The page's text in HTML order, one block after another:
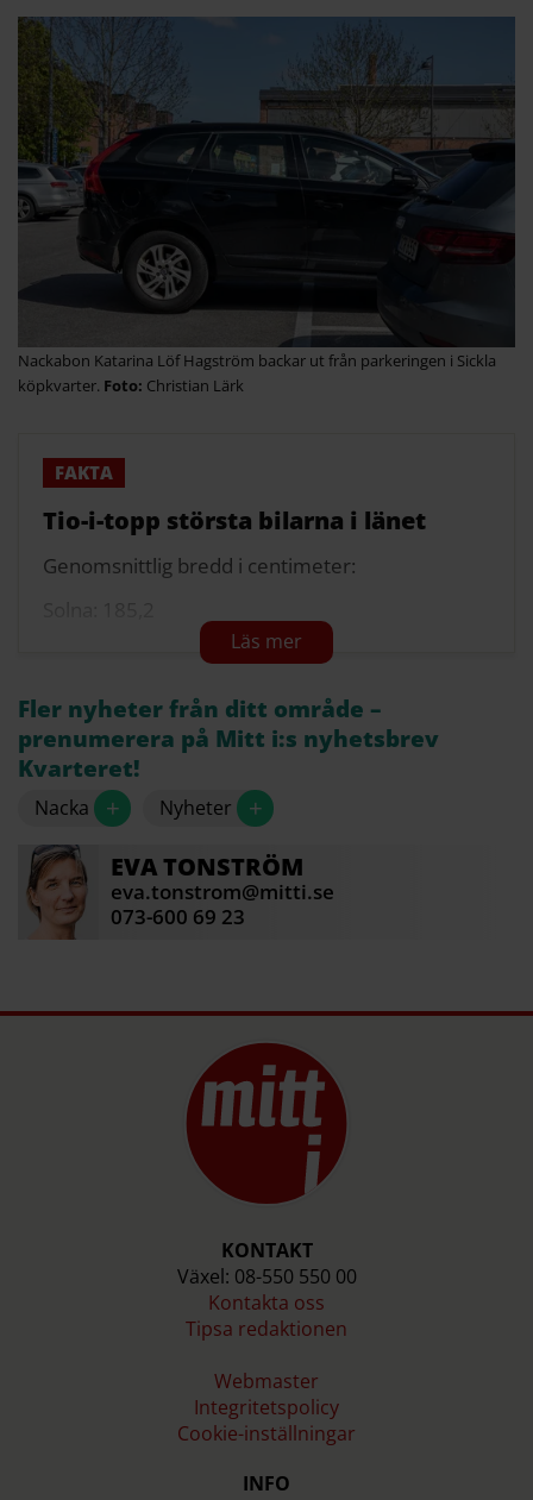
Nackabon Katarina Löf Hagström backar ut från parkeringen i Sickla
köpkvarter.
Christian Lärk
Tio-i-topp största bilarna i länet
Genomsnittlig bredd i centimeter:
Stockholm: 183,5
Nacka: 183,3
Sollentuna: 182,7
Lidingö: 182,4
Täby: 182
Vaxholm: 181,9
Värmdö: 181,7
Snittet i riket när det gäller bredd på personbilar
är 181,4 centimeter.
Källa: Newsworthy som använt data från fordonsregistret
Fler nyheter från ditt område –
prenumerera på Mitt i:s nyhetsbrev
Kvarteret!
Nacka + Nyheter +
EVATONSTRÖM
eva.tonstrom@mitti.se
073-600 69 23
KONTAKT
Växel: 08-550 550 00
Kontakta oss
Tipsa redaktionen
Webmaster
Integritetspolicy
Cookie-inställningar
INFO